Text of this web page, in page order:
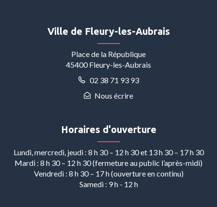
FacebookInstagram
LinkedinYoutubeWhatsapp
Ville de Fleury-les-Aubrais
Place de la République
45400 Fleury-les-Aubrais
02 38 71 93 93
Nous écrire
Horaires d'ouverture
Lundi, mercredi, jeudi : 8 h 30 – 12 h 30 et 13 h 30 – 17 h 30
Mardi : 8 h 30 – 12 h 30 (fermeture au public l’après-midi)
Vendredi : 8 h 30 – 17 h (ouverture en continu)
Samedi : 9 h - 12 h